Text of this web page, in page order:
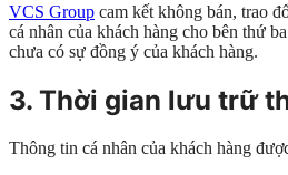
VCS Group cam kết không bán, trao
cá nhân của khách hàng cho bên thứ
chưa có sự đồng ý của khách hàng.
3. Thời gian lưu trữ
Thông tin cá nhân của khách hàng